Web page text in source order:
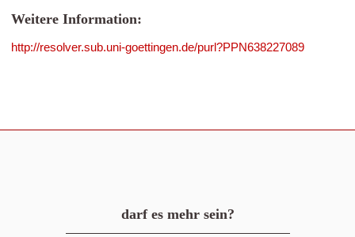
Weitere Information:
http://resolver.sub.uni-goettingen.de/purl?PPN638227089
darf es mehr sein?